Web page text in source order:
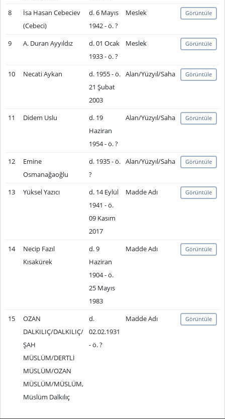
8
İsa Hasan Cebeciev
(Cebeci)
d. 6 Mayıs
1942 - ö. ?
Meslek Görüntüle
9 A. Duran Ayyıldız
d. 01 Ocak
1933 - ö. ?
Meslek Görüntüle
10 Necati Aykan
d. 1955 - ö.
21 Şubat
2003
Alan/Yüzyıl/Saha Görüntüle
11 Didem Uslu
d. 19
Haziran
1954 - ö. ?
Alan/Yüzyıl/Saha Görüntüle
12
Emine
Osmanağaoğlu
d. 1935 - ö.
?
Alan/Yüzyıl/Saha Görüntüle
13 Yüksel Yazıcı
d. 14 Eylül
1941 - ö.
09 Kasım
2017
Madde Adı Görüntüle
14
Necip Fazıl
Kısakürek
d. 9
Haziran
1904 - ö.
25 Mayıs
1983
Madde Adı Görüntüle
15
OZAN
DALKILIÇ/DALKILIÇ/
ŞAH
MÜSLÜM/DERTLİ
MÜSLÜM/OZAN
MÜSLÜM/MÜSLÜM,
Müslüm Dalkılıç
d.
02.02.1931
- ö. ?
Madde Adı Görüntüle